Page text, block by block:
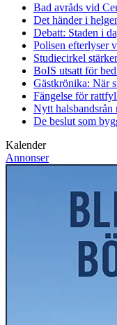
Bad avråds vid
Det händer i
Debatt: Staden i
Polisen efterlyser
Studiecirkel
BoIS utsatt för
Gästkrönika: När
Fängelse för
Nytt halsbandsrån
De beslut som
Kalender
Annonser